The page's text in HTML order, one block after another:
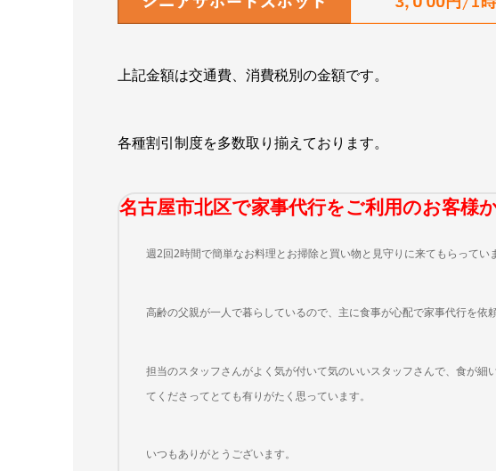
上記金額は交通費、消費税別の金額です。
各種割引制度を多数取り揃えております。
名古屋市北区で家事代行をご利用のお客様
週2回2時間で簡単なお料理とお掃除と買い物と見守りに来てもらってい
高齢の父親が一人で暮らしているので、主に食事が心配で家事代行を依頼
担当のスタッフさんがよく気が付いて気のいいスタッフさんで、食が細
てくださってとても有りがたく思っています。
いつもありがとうございます。